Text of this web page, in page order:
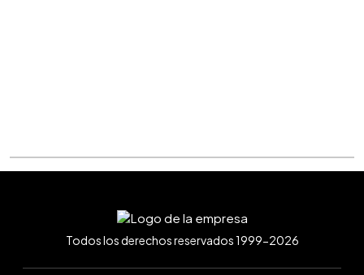
Todos los derechos reservados 1999-2026